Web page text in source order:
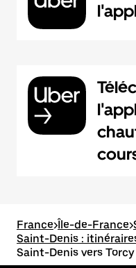
France>Île-de-France>
Saint-Denis :
Saint-Denis vers Torcy